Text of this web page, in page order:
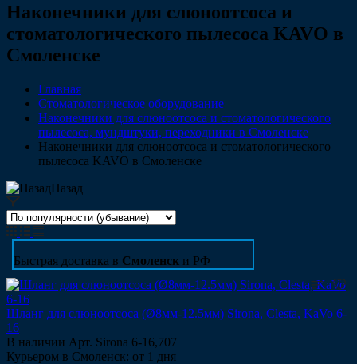
Наконечники для слюноотсоса и
стоматологического пылесоса KAVO в
Смоленске
Главная
Стоматологическое оборудование
Наконечники для слюноотсоса и стоматологического
пылесоса, мундштуки, переходники в Смоленске
Наконечники для слюноотсоса и стоматологического
пылесоса KAVO в Смоленске
Назад
Быстрая доставка в Смоленск и РФ
Шланг для слюноотсоса (Ø8мм-12.5мм) Sirona, Clesta, KaVo 6-
16
В наличии Арт. Sirona 6-16,707
Курьером в Смоленск: от 1 дня